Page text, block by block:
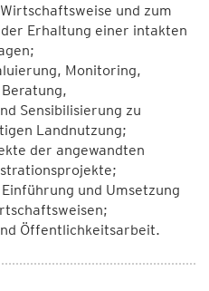
und zum
Erhaltung einer intakten
Monitoring,
Sensibilisierung zu
Landnutzung;
der angewandten
und Umsetzung
Öffentlichkeitsarbeit.